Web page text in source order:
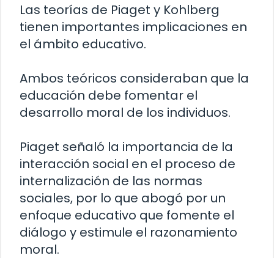
Las teorías de Piaget y Kohlberg
tienen importantes implicaciones en
el ámbito educativo.
Ambos teóricos consideraban que la
educación debe fomentar el
desarrollo moral de los individuos.
Piaget señaló la importancia de la
interacción social en el proceso de
internalización de las normas
sociales, por lo que abogó por un
enfoque educativo que fomente el
diálogo y estimule el razonamiento
moral.